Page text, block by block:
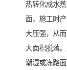
热转化成水
面，施工时
大压强，从
大面积脱落
潮湿或冻路面